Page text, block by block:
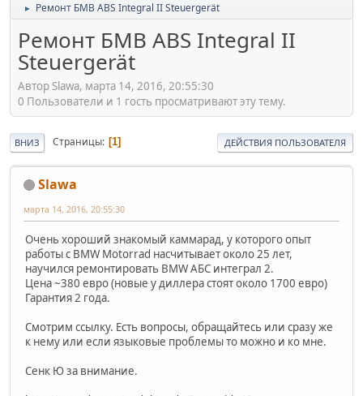
► Ремонт БМВ ABS Integral II Steuergerät
Ремонт БМВ ABS Integral II
Steuergerät
Автор Slawa, марта 14, 2016, 20:55:30
0 Пользователи и 1 гость просматривают эту тему.
ВНИЗ Страницы 1 ДЕЙСТВИЯ ПОЛЬЗОВАТЕЛЯ
Slawa
марта 14, 2016, 20:55:30
Очень хороший знакомый каммарад, у которого опыт
работы с BMW Motorrad насчитывает около 25 лет,
научился ремонтировать BMW АБС интеграл 2.
Цена ~380 евро (новые у диллера стоят около 1700 евро)
Гарантия 2 года.
Смотрим ссылку. Есть вопросы, обращайтесь или сразу же
к нему или если языковые проблемы то можно и ко мне.
Сенк Ю за внимание.